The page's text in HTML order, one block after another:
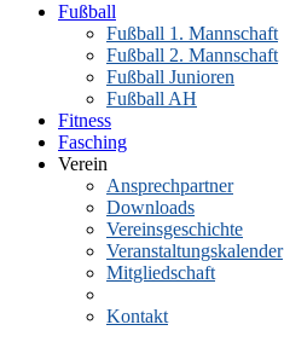
Fußball
Fußball 1. Mannschaft
Fußball 2. Mannschaft
Fußball Junioren
Fußball AH
Fitness
Fasching
Verein
Ansprechpartner
Downloads
Vereinsgeschichte
Veranstaltungskalender
Mitgliedschaft
Kontakt